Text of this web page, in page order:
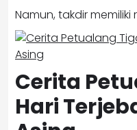
Namun, takdir
Cerita
Hari